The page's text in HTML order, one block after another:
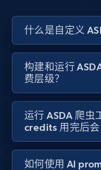
Account id,
engagement rate,
and more.
8.3K+
Youtube - Videos
URL, Title, Youtuber,
Video length, Likes,
什么是自定义
构建和运行
费层级？
运行 ASDA 爬虫
credits 用完后会
如何使用 AI